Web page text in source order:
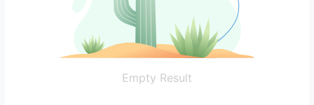
Empty Result